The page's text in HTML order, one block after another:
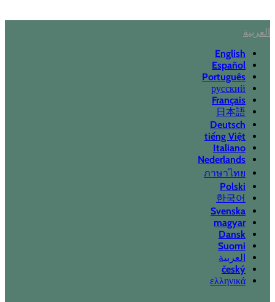
العربية
English
Español
Português
русский
Français
日本語
Deutsch
tiếng Việt
Italiano
Nederlands
ภาษาไทย
Polski
한국어
Svenska
magyar
Dansk
Suomi
العربية
český
ελληνικά